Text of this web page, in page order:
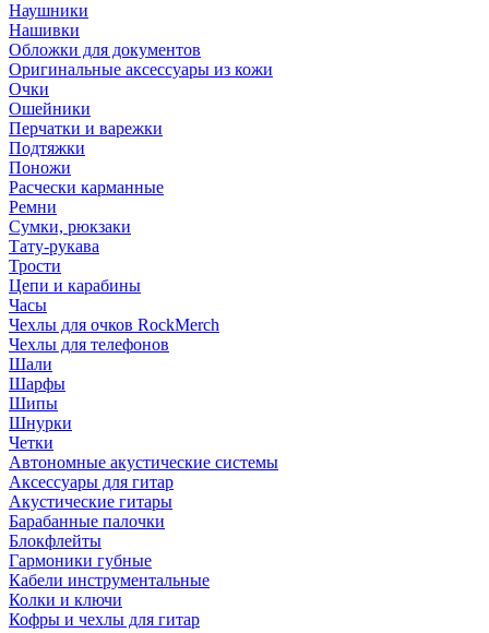
Наушники
Нашивки
Обложки для документов
Оригинальные аксессуары из кожи
Очки
Ошейники
Перчатки и варежки
Подтяжки
Поножи
Расчески карманные
Ремни
Сумки, рюкзаки
Тату-рукава
Трости
Цепи и карабины
Часы
Чехлы для очков RockMerch
Чехлы для телефонов
Шали
Шарфы
Шипы
Шнурки
Четки
Автономные акустические системы
Аксессуары для гитар
Акустические гитары
Барабанные палочки
Блокфлейты
Гармоники губные
Кабели инструментальные
Колки и ключи
Кофры и чехлы для гитар